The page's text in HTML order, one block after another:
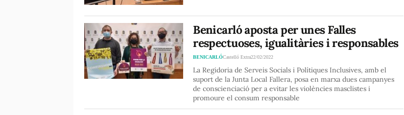
Benicarló aposta per unes Falles
respectuoses, igualitàries i responsables
BENICARLÓCastelló Extra22/02/2022
La Regidoria de Serveis Socials i Polítiques Inclusives, amb el
suport de la Junta Local Fallera, posa en marxa dues campanyes
de conscienciació per a evitar les violències masclistes i
promoure el consum responsable